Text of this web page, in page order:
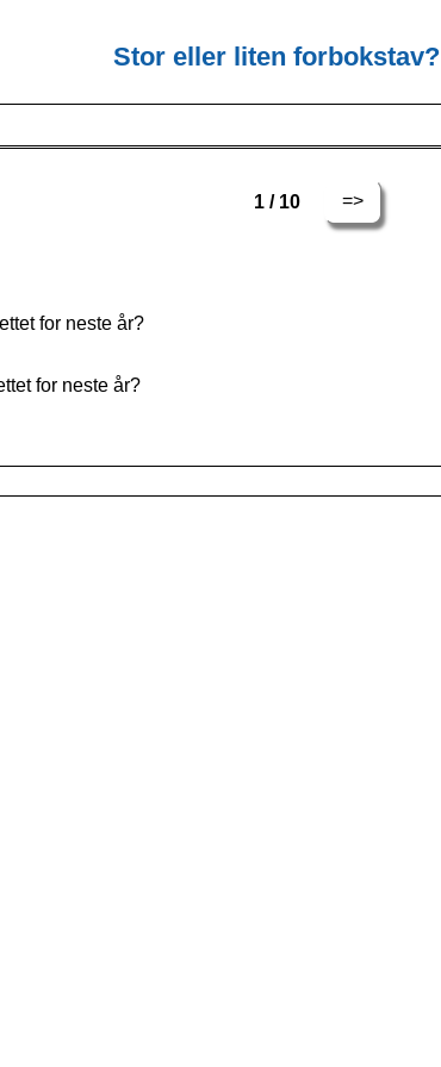
Stor eller liten forbokstav?
1 / 10 =>
for neste år?
for neste år?